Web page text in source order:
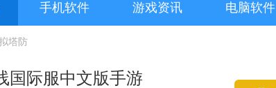
手机软件 游戏资讯 电脑软件
塔防
国际服中文版手游